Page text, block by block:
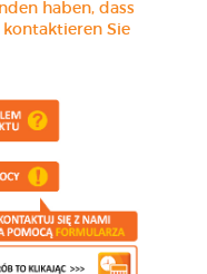
haben, dass
Sie